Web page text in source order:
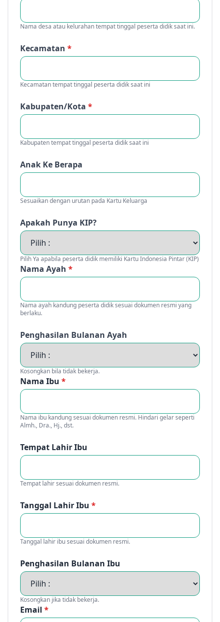
Nama desa atau kelurahan tempat tinggal peserta didik saat ini.
Kecamatan *
Kecamatan tempat tinggal peserta didik saat ini
Kabupaten/Kota *
Kabupaten tempat tinggal peserta didik saat ini
Anak Ke Berapa
Sesuaikan dengan urutan pada Kartu Keluarga
Apakah Punya KIP?
Pilih Ya apabila peserta didik memiliki Kartu Indonesia Pintar (KIP)
Nama Ayah *
Nama ayah kandung peserta didik sesuai dokumen resmi yang
berlaku.
Penghasilan Bulanan Ayah
Kosongkan bila tidak bekerja.
Nama Ibu *
Nama ibu kandung sesuai dokumen resmi. Hindari gelar seperti
Almh., Dra., Hj., dst.
Tempat Lahir Ibu
Tempat lahir sesuai dokumen resmi.
Tanggal Lahir Ibu *
Tanggal lahir ibu sesuai dokumen resmi.
Penghasilan Bulanan Ibu
Kosongkan jika tidak bekerja.
Email *